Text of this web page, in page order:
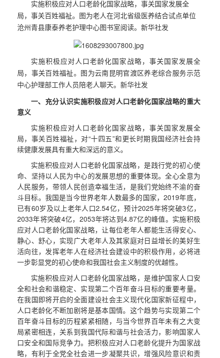
实施积极应对人口老龄化国家战略，事关国家发展全
局，事关百姓福祉。图为老人在河北省级医养结合试点单位
沧州青县康泰养老护理中心图书室阅读。 新华社发
实施积极应对人口老龄化国家战略，事关国家发展全
局，事关百姓福祉。图为云南昆明官渡区养老综合服务示范
中心护理部工作人员陪老人聊天。 新华社发
一、充分认识实施积极应对人口老龄化国家战略的重大
意义
实施积极应对人口老龄化国家战略，事关国家发展全
局，事关百姓福祉，对“十四五”和更长时期我国经济社会持
续健康发展具有重大和深远的意义。
实施积极应对人口老龄化国家战略，是践行党的初心使
命、坚持以人民为中心的发展思想的重要体现。全心全意为
人民服务，带领人民创造幸福生活，是我们党始终不渝的奋
斗目标。我国是当今世界老年人数最多的国家，2019年底，
已有60岁及以上老年人口2.54亿，预计2025年将突破3亿，
2033年将突破4亿，2053年将达到4.87亿的峰值。实施积极
应对人口老龄化国家战略，让每位老年人都能生活得安心、
静心、舒心，实现广大老年人及其家庭对日益增长的美好生
活向往，发挥老年人在经济社会建设中的积极作用，必将进
一步彰显党的初心使命和我国社会主义制度的优越性。
实施积极应对人口老龄化国家战略，是维护国家人口安
全和社会和谐稳定、实现第二个百年奋斗目标的重要考量。
在我国即将开启的全面建设社会主义现代化国家新征程中，
人口老龄化不断加剧将是基本国情。这个趋势与实现第二个
百年奋斗目标的历程紧紧相随，与当今世界百年未有之大变
局紧密相连，关系到我国代际和谐与社会活力，影响国家人
口安全和国际竞争力。把积极应对人口老龄化提升为国家战
略，有利于全党全社会进一步凝聚共识，增强风险意识和责